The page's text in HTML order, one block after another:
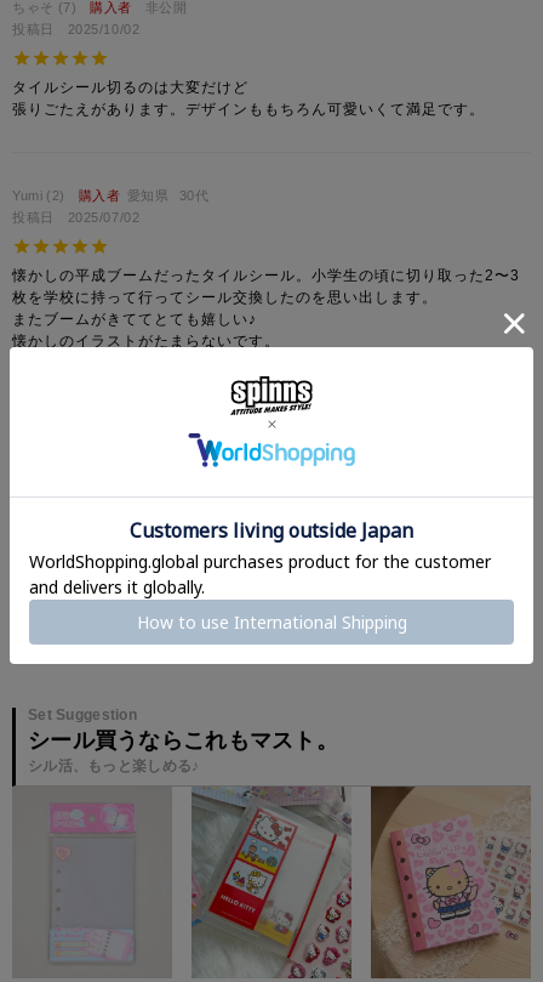
ちゃそ 7 購入者
非公開
投稿日
2025/10/02
タイルシール切るのは大変だけど
張りごたえがあります。デザインももちろん可愛いくて満足です。
Yumi 2 購入者 愛知県
30代
投稿日
2025/07/02
懐かしの平成ブームだったタイルシール。小学生の頃に切り取った2〜3
枚を学校に持って行ってシール交換したのを思い出します。
またブームがきててとても嬉しい♪
懐かしのイラストがたまらないです。
すべてのレビューを見る
レビューを書いて感想をシェア
Set Suggestion
シール買うならこれもマスト。
シル活、もっと楽しめる♪